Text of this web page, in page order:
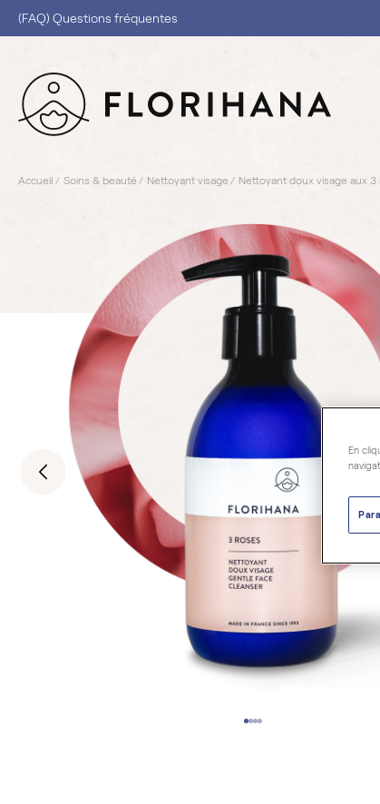
(FAQ) Questions fréquentes
Accueil Soins & beauté Nettoyant visage Nettoyant doux visage aux 3
En